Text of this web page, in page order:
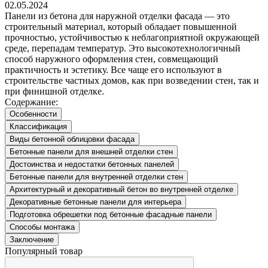
02.05.2024
Панели из бетона для наружной отделки фасада — это
строительный материал, который обладает повышенной
прочностью, устойчивостью к неблагоприятной окружающей
среде, перепадам температур. Это высокотехнологичный
способ наружного оформления стен, совмещающий
практичность и эстетику. Все чаще его используют в
строительстве частных домов, как при возведении стен, так и
при финишной отделке.
Содержание:
Особенности
Классификация
Виды бетонной облицовки фасада
Бетонные панели для внешней отделки стен
Достоинства и недостатки бетонных панелей
Бетонные панели для внутренней отделки стен
Архитектурный и декоративный бетон во внутренней отделке
Декоративные бетонные панели для интерьера
Подготовка обрешетки под бетонные фасадные панели
Способы монтажа
Заключение
Популярный товар